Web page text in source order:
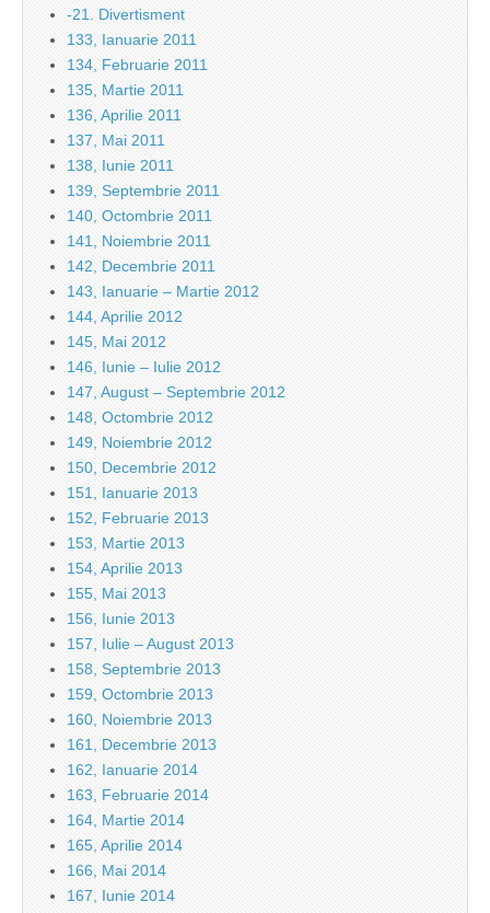
-21. Divertisment
133, Ianuarie 2011
134, Februarie 2011
135, Martie 2011
136, Aprilie 2011
137, Mai 2011
138, Iunie 2011
139, Septembrie 2011
140, Octombrie 2011
141, Noiembrie 2011
142, Decembrie 2011
143, Ianuarie – Martie 2012
144, Aprilie 2012
145, Mai 2012
146, Iunie – Iulie 2012
147, August – Septembrie 2012
148, Octombrie 2012
149, Noiembrie 2012
150, Decembrie 2012
151, Ianuarie 2013
152, Februarie 2013
153, Martie 2013
154, Aprilie 2013
155, Mai 2013
156, Iunie 2013
157, Iulie – August 2013
158, Septembrie 2013
159, Octombrie 2013
160, Noiembrie 2013
161, Decembrie 2013
162, Ianuarie 2014
163, Februarie 2014
164, Martie 2014
165, Aprilie 2014
166, Mai 2014
167, Iunie 2014